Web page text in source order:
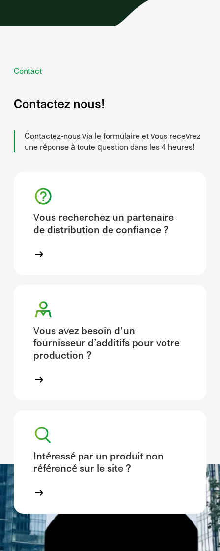
Contact
Contactez nous!
Contactez-nous via le formulaire et vous recevrez
une réponse à toute question dans les 4 heures!
Vous recherchez un partenaire
de distribution de confiance ?
Vous avez besoin d’un
fournisseur d’additifs pour votre
production ?
Intéressé par un produit non
référencé sur le site ?